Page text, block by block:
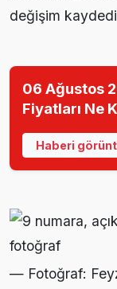
değişim
06 Ağustos
Fiyatları Ne
Haberi
— Fotoğraf: